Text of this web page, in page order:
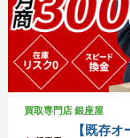
買取専門店 銀座屋
【既存